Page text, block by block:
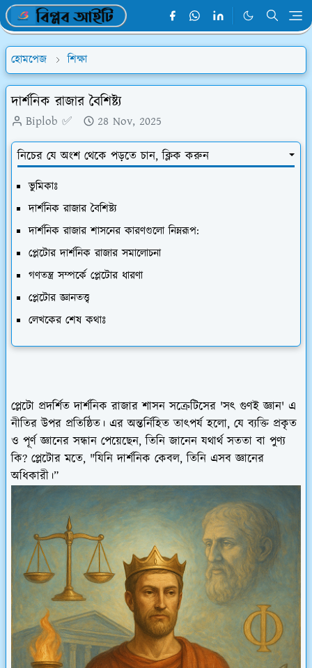
হোমপেজ শিক্ষা
দার্শনিক রাজার বৈশিষ্ট্য
Biplob ✅ 28 Nov, 2025
নিচের যে অংশ থেকে পড়তে চান, ক্লিক করুন
ভুমিকাঃ
দার্শনিক রাজার বৈশিষ্ট্য
দার্শনিক রাজার শাসনের কারণগুলো নিম্নরূপ:
প্লেটোর দার্শনিক রাজার সমালোচনা
গণতন্ত্র সম্পর্কে প্লেটোর ধারণা
প্লেটোর জ্ঞানতত্ত্ব
লেখকের শেষ কথাঃ
প্লেটো প্রদর্শিত দার্শনিক রাজার শাসন সক্রেটিসের 'সৎ গুণই জ্ঞান' এ
নীতির উপর প্রতিষ্ঠিত। এর অন্তর্নিহিত তাৎপর্য হলো, যে ব্যক্তি প্রকৃত
ও পূর্ণ জ্ঞানের সন্ধান পেয়েছেন, তিনি জানেন যথার্থ সততা বা পুণ্য
কি? প্লেটোর মতে, "যিনি দার্শনিক কেবল, তিনি এসব জ্ঞানের
অধিকারী।”